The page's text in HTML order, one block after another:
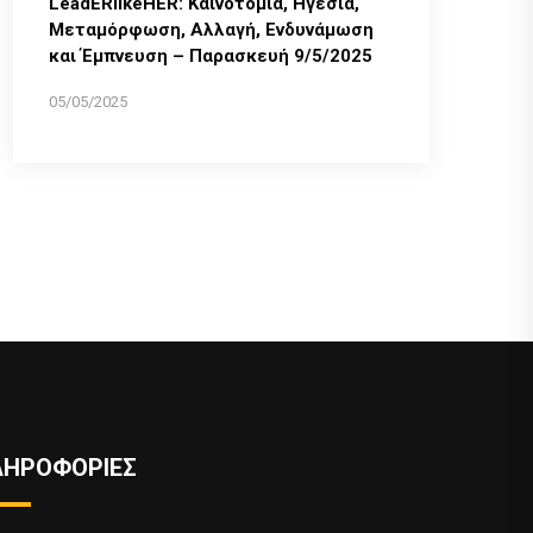
Μεταμόρφωση, Αλλαγή, Ενδυνάμωση
και Έμπνευση – Παρασκευή 9/5/2025
05/05/2025